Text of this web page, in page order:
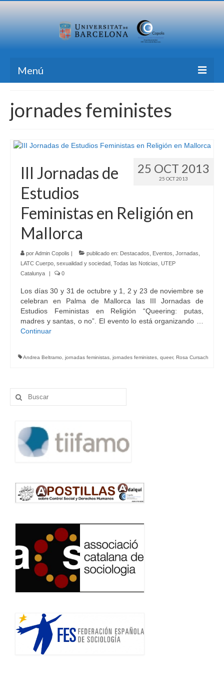
Menú
Investigación
Publicaciones
Todas las Noticias
Contacto
Idioma:
jornades feministes
25 OCT 2013
25 OCT 2013
III Jornadas de
Estudios
Feministas en Religión en
Mallorca
porAdmin Copolis | publicado en: Destacados Eventos Jornadas
LATC Cuerpo, sexualidad y sociedad Todas las Noticias UTEP
Catalunya
| 0
Los días 30 y 31 de octubre y 1, 2 y 23 de noviembre se
celebran en Palma de Mallorca las III Jornadas de
Estudios Feministas en Religión “Queering: putas,
madres y santas, o no”. El evento lo está organizando …
Continuar
Andrea Beltramo jornadas feministas jornades feministes queer, Rosa Cursach
Buscar
por: